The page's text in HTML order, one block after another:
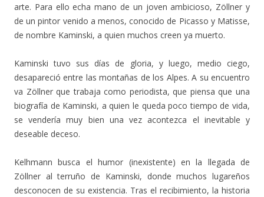
arte. Para ello echa mano de un joven ambicioso, Zöllner y
de un pintor venido a menos, conocido de Picasso y Matisse,
de nombre Kaminski, a quien muchos creen ya muerto.
Kaminski tuvo sus días de gloria, y luego, medio ciego,
desapareció entre las montañas de los Alpes. A su encuentro
va Zöllner que trabaja como periodista, que piensa que una
biografía de Kaminski, a quien le queda poco tiempo de vida,
se vendería muy bien una vez acontezca el inevitable y
deseable deceso.
Kelhmann busca el humor (inexistente) en la llegada de
Zöllner al terruño de Kaminski, donde muchos lugareños
desconocen de su existencia. Tras el recibimiento, la historia